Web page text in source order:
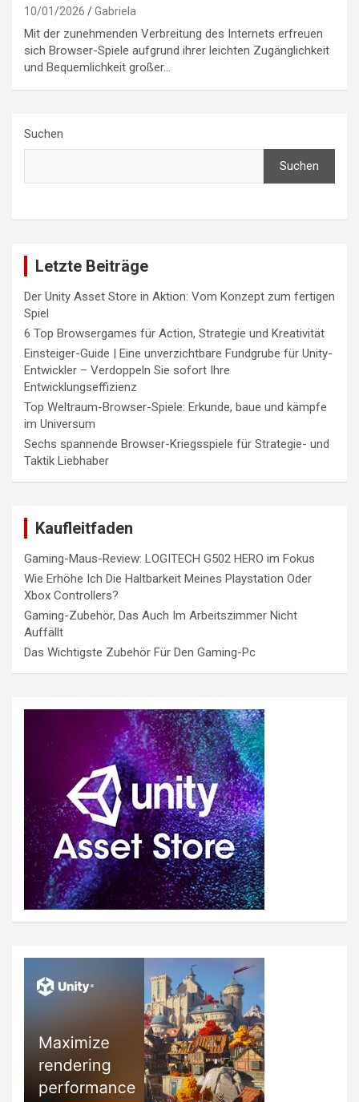
10/01/2026 Gabriela
Mit der zunehmenden Verbreitung des Internets erfreuen
sich Browser-Spiele aufgrund ihrer leichten Zugänglichkeit
und Bequemlichkeit großer…
Suchen
Suchen
Letzte Beiträge
Der Unity Asset Store in Aktion: Vom Konzept zum fertigen
Spiel
6 Top Browsergames für Action, Strategie und Kreativität
Einsteiger-Guide | Eine unverzichtbare Fundgrube für Unity-
Entwickler – Verdoppeln Sie sofort Ihre
Entwicklungseffizienz
Top Weltraum-Browser-Spiele: Erkunde, baue und kämpfe
im Universum
Sechs spannende Browser-Kriegsspiele für Strategie- und
Taktik Liebhaber
Kaufleitfaden
Gaming-Maus-Review: LOGITECH G502 HERO im Fokus
Wie Erhöhe Ich Die Haltbarkeit Meines Playstation Oder
Xbox Controllers?
Gaming-Zubehör, Das Auch Im Arbeitszimmer Nicht
Auffällt
Das Wichtigste Zubehör Für Den Gaming-Pc